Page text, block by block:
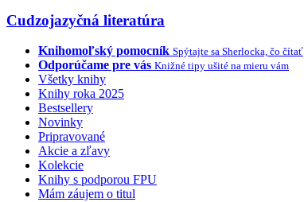
Cudzojazyčná literatúra
Knihomoľský pomocník Spýtajte sa Sherlocka, čo čítať
Odporúčame pre vás Knižné tipy ušité na mieru vám
Všetky knihy
Knihy roka 2025
Bestsellery
Novinky
Pripravované
Akcie a zľavy
Kolekcie
Knihy s podporou FPU
Mám záujem o titul